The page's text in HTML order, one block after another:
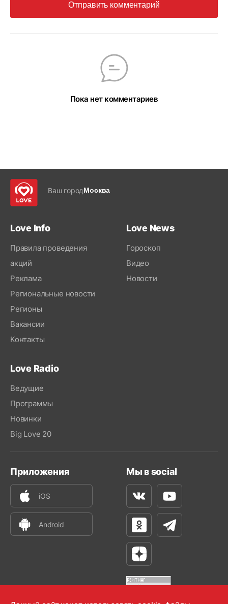
Отправить комментарий
Пока нет комментариев
Ваш городМосква
Love Info
Правила проведения
акций
Реклама
Региональные новости
Регионы
Вакансии
Контакты
Love News
Гороскоп
Видео
Новости
Love Radio
Ведущие
Программы
Новинки
Big Love 20
Приложения
iOS
Android
Мы в social
ВконтактеYoutube
Одноклассники
Телеграм
Яндекс Дзен